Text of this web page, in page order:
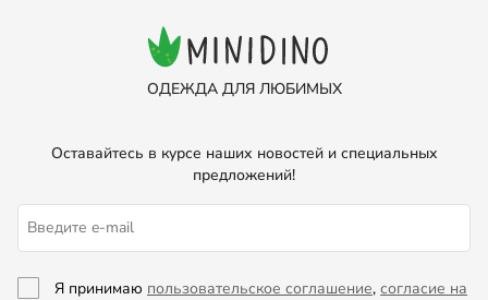
ОДЕЖДА ДЛЯ ЛЮБИМЫХ
Оставайтесь в курсе наших новостей и специальных
предложений!
Я принимаю пользовательское соглашение, согласие на